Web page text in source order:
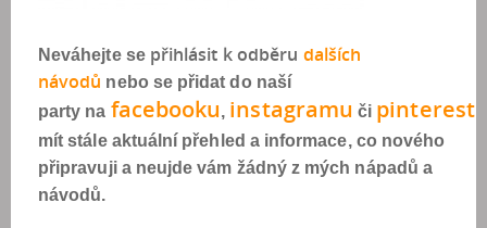
Neváhejte se přihlásit k odběru dalších
návodů nebo se přidat do naší
party na facebooku, instagramu či
mít stále aktuální přehled a informace, co nového
připravuji a neujde vám žádný z mých nápadů a
návodů.